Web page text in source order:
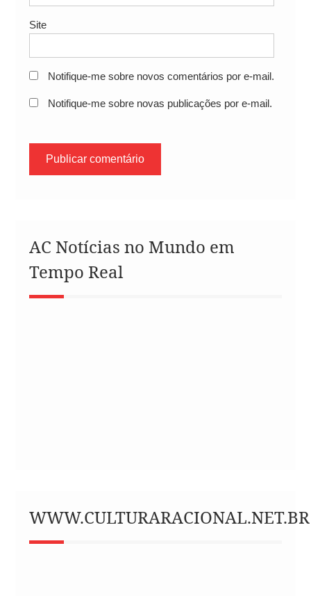
Site
Notifique-me sobre novos comentários por e-mail.
Notifique-me sobre novas publicações por e-mail.
AC Notícias no Mundo em
Tempo Real
WWW.CULTURARACIONAL.NET.BR